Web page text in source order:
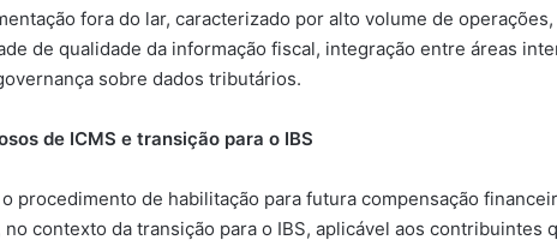
fora do lar, caracterizado por alto volume de
de qualidade da informação fiscal, integração entre áreas
sobre dados tributários.
de ICMS e transição para o IBS
procedimento de habilitação para futura compensação
contexto da transição para o IBS, aplicável aos contribuintes